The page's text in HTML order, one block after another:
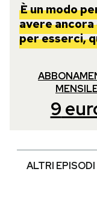
È un modo
avere ancora
per esserci,
9
ALTRI EPISODI